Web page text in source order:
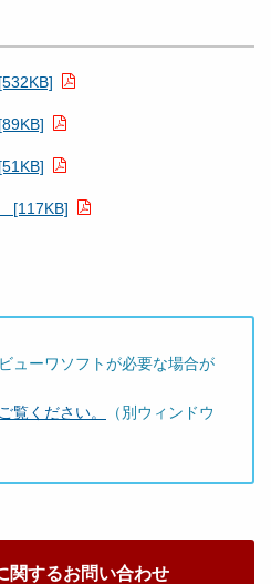
[117KB]
ューワソフトが必要な場合が
覧ください。
（別ウィンドウ
関するお問い合わせ